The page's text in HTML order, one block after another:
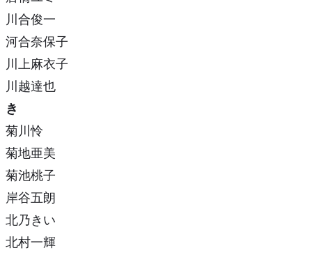
川合俊一
河合奈保子
川上麻衣子
川越達也
き
菊川怜
菊地亜美
菊池桃子
岸谷五朗
北乃きい
北村一輝